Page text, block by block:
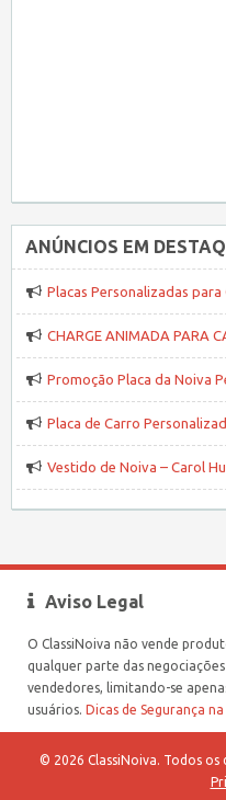
ANÚNCIOS EM
Placas Personalizadas para
CHARGE ANIMADA PARA
Promoção Placa da Noiva
Placa de Carro
Vestido de Noiva – Carol
Aviso Legal
O ClassiNoiva não vende
qualquer parte das
vendedores, limitando-se
usuários. Dicas de Segurança
© 2026 ClassiNoiva. Todos os